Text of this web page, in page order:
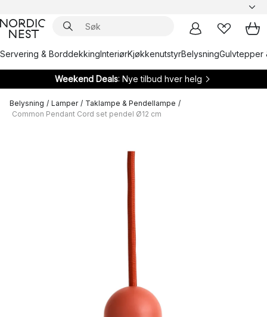
Servering & BorddekkingInteriørKjøkkenutstyrBelysningGulvtepper
Weekend Deals: Nye tilbud hver helg
Belysning / Lamper / Taklampe & Pendellampe /
Common Pendant Cord set pendel Ø12 cm